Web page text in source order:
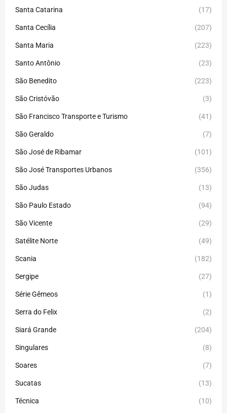
Santa Catarina (17)
Santa Cecília (207)
Santa Maria (223)
Santo Antônio (23)
São Benedito (223)
São Cristóvão (3)
São Francisco Transporte e Turismo (41)
São Geraldo (7)
São José de Ribamar (101)
São José Transportes Urbanos (356)
São Judas (13)
São Paulo Estado (94)
São Vicente (29)
Satélite Norte (49)
Scania (182)
Sergipe (27)
Série Gêmeos (1)
Serra do Felix (2)
Siará Grande (204)
Singulares (8)
Soares (7)
Sucatas (13)
Técnica (10)